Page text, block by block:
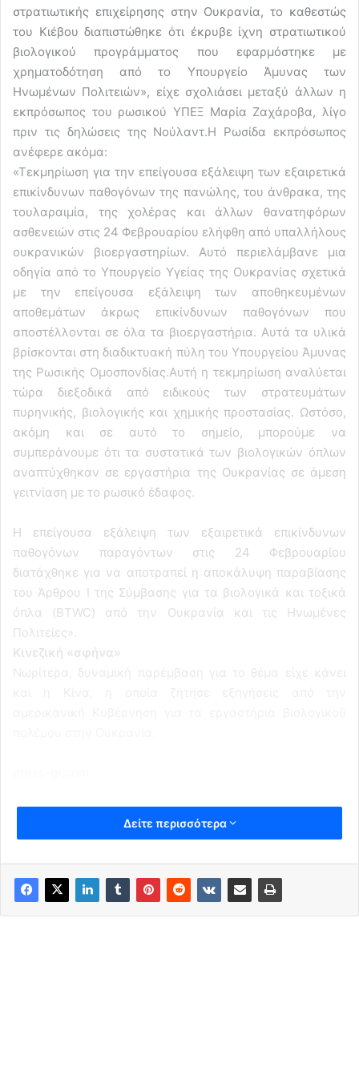
στρατιωτικής επιχείρησης στην Ουκρανία, το καθεστώς
του Κιέβου διαπιστώθηκε ότι έκρυβε ίχνη στρατιωτικού
βιολογικού προγράμματος που εφαρμόστηκε με
χρηματοδότηση από το Υπουργείο Άμυνας των
Ηνωμένων Πολιτειών», είχε σχολιάσει μεταξύ άλλων η
εκπρόσωπος του ρωσικού ΥΠΕΞ Μαρία Ζαχάροβα, λίγο
πριν τις δηλώσεις της Νούλαντ.Η Ρωσίδα εκπρόσωπος
ανέφερε ακόμα:
«Τεκμηρίωση για την επείγουσα εξάλειψη των εξαιρετικά
επικίνδυνων παθογόνων της πανώλης, του άνθρακα, της
τουλαραιμία, της χολέρας και άλλων θανατηφόρων
ασθενειών στις 24 Φεβρουαρίου ελήφθη από υπαλλήλους
ουκρανικών βιοεργαστηρίων. Αυτό περιελάμβανε μια
οδηγία από το Υπουργείο Υγείας της Ουκρανίας σχετικά
με την επείγουσα εξάλειψη των αποθηκευμένων
αποθεμάτων άκρως επικίνδυνων παθογόνων που
αποστέλλονται σε όλα τα βιοεργαστήρια. Αυτά τα υλικά
βρίσκονται στη διαδικτυακή πύλη του Υπουργείου Άμυνας
της Ρωσικής Ομοσπονδίας.Αυτή η τεκμηρίωση αναλύεται
τώρα διεξοδικά από ειδικούς των στρατευμάτων
πυρηνικής, βιολογικής και χημικής προστασίας. Ωστόσο,
ακόμη και σε αυτό το σημείο, μπορούμε να
συμπεράνουμε ότι τα συστατικά των βιολογικών όπλων
αναπτύχθηκαν σε εργαστήρια της Ουκρανίας σε άμεση
γειτνίαση με το ρωσικό έδαφος.
Η επείγουσα εξάλειψη των εξαιρετικά επικίνδυνων
παθογόνων παραγόντων στις 24 Φεβρουαρίου
διατάχθηκε για να αποτραπεί η αποκάλυψη παραβίασης
του Άρθρου Ι της Σύμβασης για τα βιολογικά και τοξικά
όπλα (BTWC) από την Ουκρανία και τις Ηνωμένες
Πολιτείες».
Κινεζική «σφήνα»
Δείτε περισσότερα